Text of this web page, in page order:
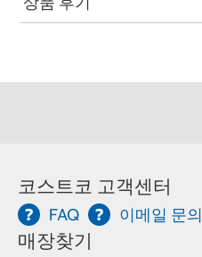
코스트코 고객센터
FAQ 이메일 문의
매장찾기